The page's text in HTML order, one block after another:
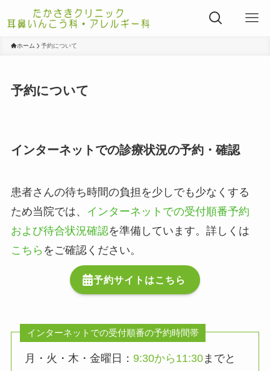
ホーム 予約について
予約について
インターネットでの診療状況の予約・確認
患者さんの待ち時間の負担を少しでも少なくする
ため当院では、
インターネットでの受付順番予約
および待合状況確認を準備しています。詳しくは
こちら をご確認ください。
予約サイトはこちら
インターネットでの受付順番の予約時間帯
月・火・木・金曜日：9:30から11:30までと